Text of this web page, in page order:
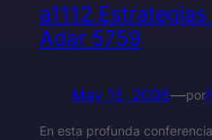
a1112
Adar 5759
May 15, 2006—por
En esta profunda